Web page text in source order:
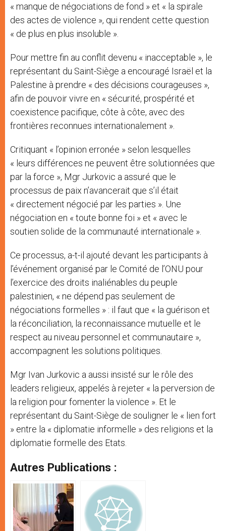
« manque de négociations de fond » et « la spirale
des actes de violence », qui rendent cette question
« de plus en plus insoluble ».
Pour mettre fin au conflit devenu « inacceptable », le
représentant du Saint-Siège a encouragé Israël et la
Palestine à prendre « des décisions courageuses »,
afin de pouvoir vivre en « sécurité, prospérité et
coexistence pacifique, côte à côte, avec des
frontières reconnues internationalement ».
Critiquant « l’opinion erronée » selon lesquelles
« leurs différences ne peuvent être solutionnées que
par la force », Mgr Jurkovic a assuré que le
processus de paix n’avancerait que s’il était
« directement négocié par les parties ». Une
négociation en « toute bonne foi » et « avec le
soutien solide de la communauté internationale ».
Ce processus, a-t-il ajouté devant les participants à
l’événement organisé par le Comité de l’ONU pour
l’exercice des droits inaliénables du peuple
palestinien, « ne dépend pas seulement de
négociations formelles » : il faut que « la guérison et
la réconciliation, la reconnaissance mutuelle et le
respect au niveau personnel et communautaire »,
accompagnent les solutions politiques.
Mgr Ivan Jurkovic a aussi insisté sur le rôle des
leaders religieux, appelés à rejeter « la perversion de
la religion pour fomenter la violence ». Et le
représentant du Saint-Siège de souligner le « lien fort
» entre la « diplomatie informelle » des religions et la
diplomatie formelle des Etats.
Autres Publications :